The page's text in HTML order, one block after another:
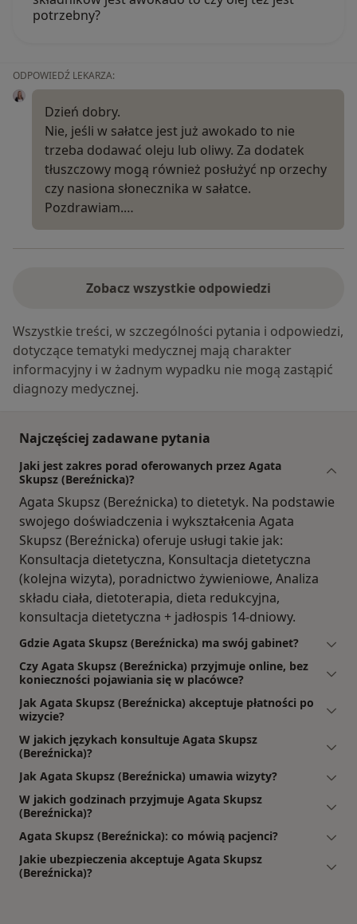
potrzebny?
ODPOWIEDŹ LEKARZA:
Dzień dobry.
Nie, jeśli w sałatce jest już awokado to nie
trzeba dodawać oleju lub oliwy. Za dodatek
tłuszczowy mogą również posłużyć np orzechy
czy nasiona słonecznika w sałatce.
Pozdrawiam.…
Zobacz wszystkie odpowiedzi
Wszystkie treści, w szczególności pytania i odpowiedzi,
dotyczące tematyki medycznej mają charakter
informacyjny i w żadnym wypadku nie mogą zastąpić
diagnozy medycznej.
Najczęściej zadawane pytania
Jaki jest zakres porad oferowanych przez Agata
Skupsz (Bereźnicka)?
Agata Skupsz (Bereźnicka) to dietetyk. Na podstawie
swojego doświadczenia i wykształcenia Agata
Skupsz (Bereźnicka) oferuje usługi takie jak:
Konsultacja dietetyczna, Konsultacja dietetyczna
(kolejna wizyta), poradnictwo żywieniowe, Analiza
składu ciała, dietoterapia, dieta redukcyjna,
konsultacja dietetyczna + jadłospis 14-dniowy.
Gdzie Agata Skupsz (Bereźnicka) ma swój gabinet?
Czy Agata Skupsz (Bereźnicka) przyjmuje online, bez
konieczności pojawiania się w placówce?
Jak Agata Skupsz (Bereźnicka) akceptuje płatności po
wizycie?
W jakich językach konsultuje Agata Skupsz
(Bereźnicka)?
Jak Agata Skupsz (Bereźnicka) umawia wizyty?
W jakich godzinach przyjmuje Agata Skupsz
(Bereźnicka)?
Agata Skupsz (Bereźnicka): co mówią pacjenci?
Jakie ubezpieczenia akceptuje Agata Skupsz
(Bereźnicka)?